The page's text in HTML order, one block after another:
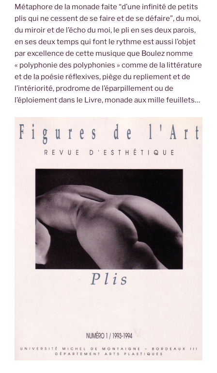
Métaphore de la monade faite “d’une infinité de petits
plis qui ne cessent de se faire et de se défaire”, du moi,
du miroir et de l’écho du moi, le pli en ses deux parois,
en ses deux temps qui font le rythme est aussi l’objet
par excellence de cette musique que Boulez nomme
« polyphonie des polyphonies » comme de la littérature
et de la poésie réflexives, piège du repliement et de
l’intériorité, prodrome de l’éparpillement ou de
l’éploiement dans le Livre, monade aux mille feuillets…